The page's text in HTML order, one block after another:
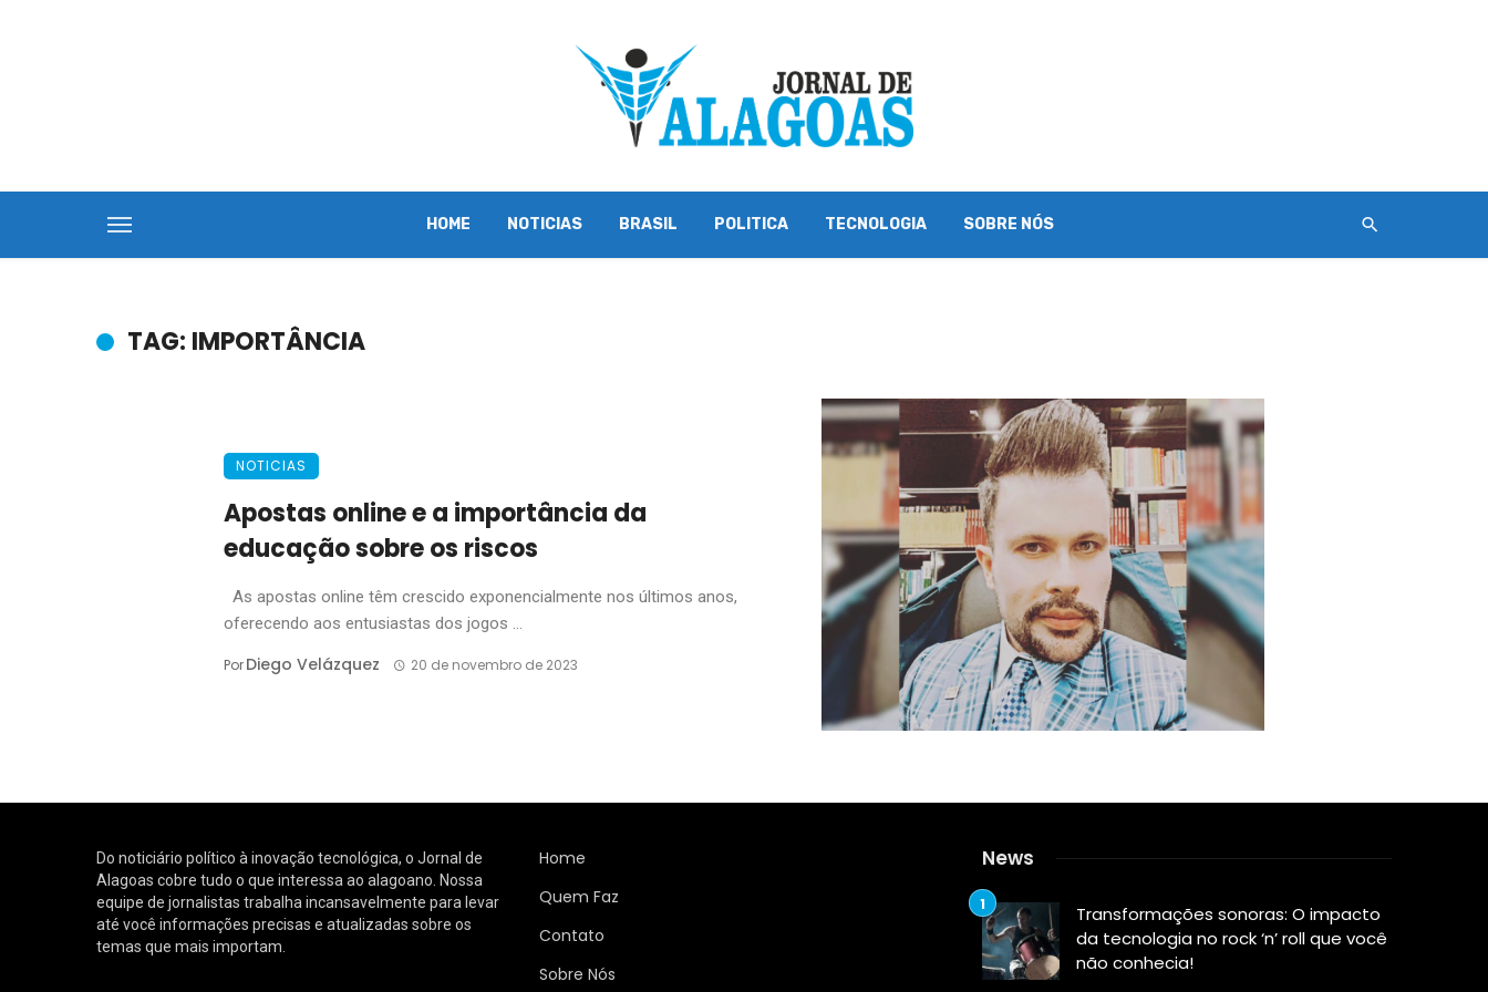
HOME NOTICIAS BRASIL POLITICA TECNOLOGIA SOBRE NÓS
TAG: IMPORTÂNCIA
NOTICIAS
Apostas online e a importância da
educação sobre os riscos
As apostas online têm crescido exponencialmente nos últimos anos,
oferecendo aos entusiastas dos jogos ...
PorDiego Velázquez 20 de novembro de 2023
Do noticiário político à inovação tecnológica, o Jornal de
Alagoas cobre tudo o que interessa ao alagoano. Nossa
equipe de jornalistas trabalha incansavelmente para levar
até você informações precisas e atualizadas sobre os
temas que mais importam.
Home
Quem Faz
Contato
Sobre Nós
News
Transformações sonoras: O impacto
da tecnologia no rock ‘n’ roll que você
não conhecia!